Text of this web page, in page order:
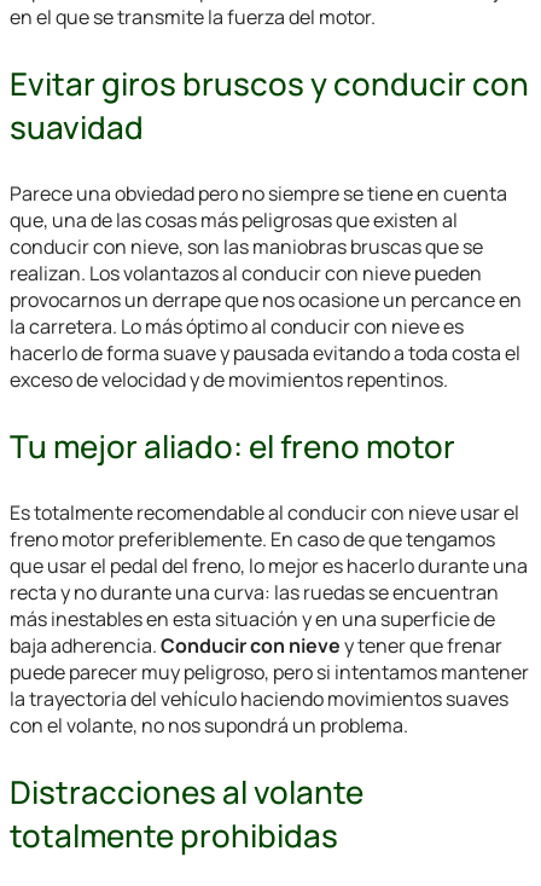
en el que se transmite la fuerza del motor.
Evitar giros bruscos y conducir con
suavidad
Parece una obviedad pero no siempre se tiene en cuenta
que, una de las cosas más peligrosas que existen al
conducir con nieve, son las maniobras bruscas que se
realizan. Los volantazos alconducir con nievepueden
provocarnos un derrape que nos ocasione un percance en
la carretera. Lo más óptimo alconducir con nievees
hacerlo de forma suave y pausada evitando a toda costa el
exceso de velocidad y de movimientos repentinos.
Tu mejor aliado: el freno motor
Es totalmente recomendable alconducir con nieveusar el
freno motor preferiblemente. En caso de que tengamos
que usar el pedal del freno, lo mejor es hacerlo durante una
recta y no durante una curva: las ruedas se encuentran
más inestables en esta situación y en una superficie de
baja adherencia.Conducir con nievey tener que frenar
puede parecer muy peligroso, pero si intentamos mantener
la trayectoria del vehículo haciendo movimientos suaves
con el volante, no nos supondrá un problema.
Distracciones al volante
totalmente prohibidas